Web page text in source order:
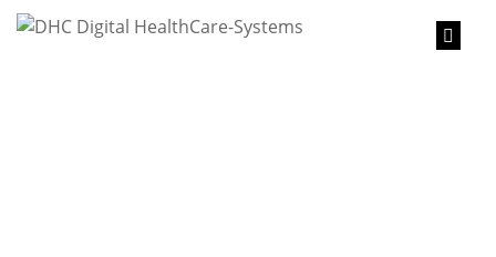
content